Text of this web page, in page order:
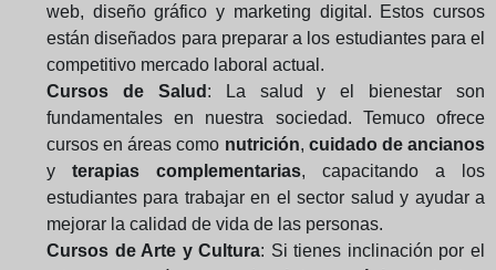
web, diseño gráfico y marketing digital. Estos cursos
están diseñados para preparar a los estudiantes para el
competitivo mercado laboral actual.
Cursos de Salud : La salud y el bienestar son
fundamentales en nuestra sociedad. Temuco ofrece
cursos en áreas como nutrición, cuidado de ancianos
y terapias complementarias, capacitando a los
estudiantes para trabajar en el sector salud y ayudar a
mejorar la calidad de vida de las personas.
Cursos de Arte y Cultura: Si tienes inclinación por el